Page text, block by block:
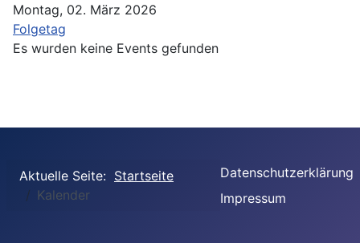
Montag, 02. März 2026
Folgetag
Es wurden keine Events gefunden
Aktuelle Seite: Startseite
Kalender
Datenschutzerklärung
Impressum